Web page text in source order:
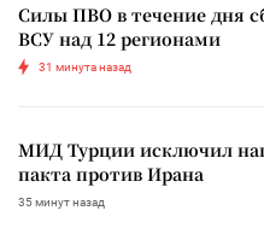
Силы ПВО в течение дня
ВСУ над 12 регионами
31 минута назад
МИД Турции исключил
пакта против Ирана
35 минут назад